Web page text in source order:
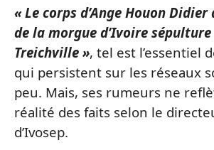
« Le corps d’Ange Houon
de la morgue d’Ivoire
Treichville », tel est l’essentiel
qui persistent sur les réseaux
peu. Mais, ses rumeurs ne
réalité des faits selon le
d’Ivosep.